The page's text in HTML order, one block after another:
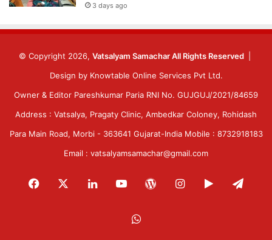
3 days ago
© Copyright 2026, Vatsalyam Samachar All Rights Reserved
Design by Knowtable Online Services Pvt Ltd.
Owner & Editor Pareshkumar Paria RNI No. GUJGUJ/2021/84659
Address : Vatsalya, Pragaty Clinic, Ambedkar Coloney, Rohidash
Para Main Road, Morbi - 363641 Gujarat-India Mobile : 8732918183
Email : vatsalyamsamachar@gmail.com
Facebook LinkedInYouTubeWordPressInstagram
Google
WhatsApp